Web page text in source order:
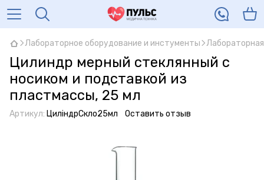
Лабораторное оборудование и инстументы
Цилиндр мерный стеклянный с
носиком и подставкой из
пластмассы, 25 мл
Артикул: ЦиліндрСкло25мл Оставить отзыв